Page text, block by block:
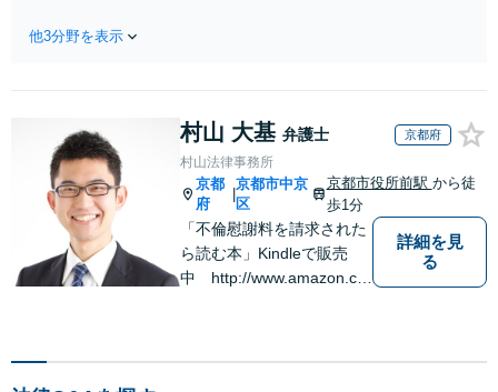
事務所でオーダー
メイドの「後悔し
間休日対応】
産分割協議の代理や遺言書の作
【地域密着】
他3分野を表示
村山 大基 弁護士 京都府
村山法律事務所
京都
府
|
京都市中京
区
京都市役所前駅 から徒
歩1分
「不倫慰謝料を請求された
ら読む本」Kindleで販売
中 http://www.amazon.co.
詳細を見
る